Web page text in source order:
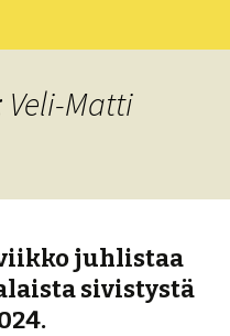
Matti
juhlistaa
sivistystä